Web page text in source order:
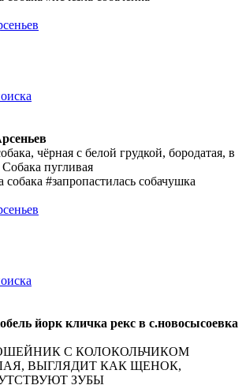
чёрная с белой грудкой, бородатая, в
пугливая
#запропастилась собачушка
йорк кличка рекс в с.новосысоевка
С КОЛОКОЛЬЧИКОМ
ВЫГЛЯДИТ КАК ЩЕНОК,
ЗУБЫ